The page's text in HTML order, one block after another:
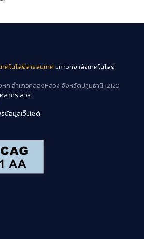
คโนโลยีสารสนเทศมหาวิทยาลัยเทคโนโลยี
ก อำเภอคลองหลวง จังหวัดปทุมธานี 12120
ลากร สวส.
ข้อมูลเว็บไซต์